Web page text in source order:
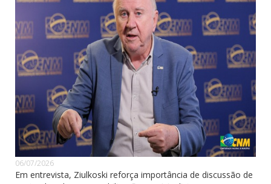
06/07/2026
Em entrevista, Ziulkoski reforça importância de discussão de